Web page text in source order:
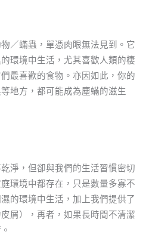
／蟎蟲，單憑肉眼無法見到。它
環境中生活，尤其喜歡人類的棲
最喜歡的食物。亦因如此，你的
地方，都可能成為塵蟎的滋生
淨，但卻與我們的生活習慣密切
環境中都存在，只是數量多寡不
的環境中生活，加上我們提供了
屑），再者，如果長時間不清潔